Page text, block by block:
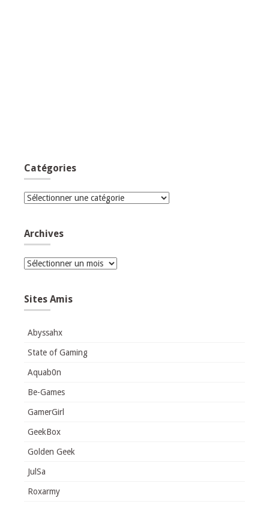
Catégories
Catégories
Archives
Archives
Sites Amis
Abyssahx
State of Gaming
Aquab0n
Be-Games
GamerGirl
GeekBox
Golden Geek
JulSa
Roxarmy